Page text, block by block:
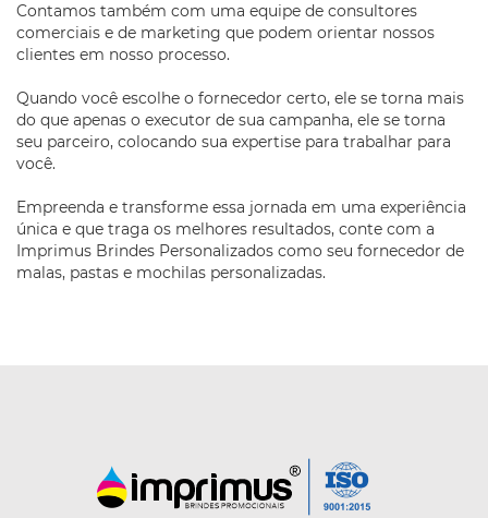
Contamos também com uma equipe de consultores
comerciais e de marketing que podem orientar nossos
clientes em nosso processo.
Quando você escolhe o fornecedor certo, ele se torna mais
do que apenas o executor de sua campanha, ele se torna
seu parceiro, colocando sua expertise para trabalhar para
você.
Empreenda e transforme essa jornada em uma experiência
única e que traga os melhores resultados, conte com a
Imprimus Brindes Personalizados como seu fornecedor de
malas, pastas e mochilas personalizadas.